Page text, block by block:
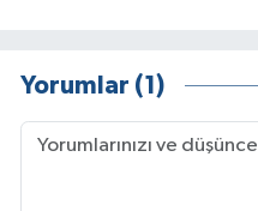
Yorumlar (1)